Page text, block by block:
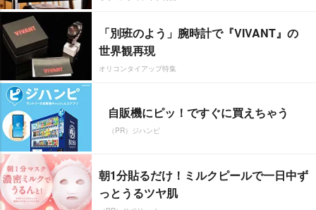
「別班のよう」腕時計で『VIVANT』の
世界観再現
オリコンタイアップ特集
自販機にピッ！ですぐに買えちゃう
（PR）ジハンピ
朝1分貼るだけ！ミルクピールで一日中ず
っとうるツヤ肌